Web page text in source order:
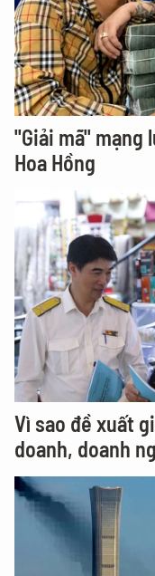
"Giải mã" mạng
Hoa Hồng
Vì sao đề xuất
doanh, doanh